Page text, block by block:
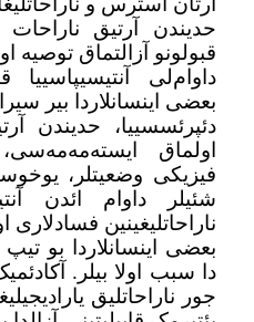
حدیندن آرتیق ناراحات
قبولونو آزالتماق توصیه
داوام‌لی آنتیسیپاسییا
بعضی اینسانلاردا بیر
دئپرئسسییا، حدیندن
اولماق
فیزیکی وضعیتلر،
شئیلر داوام ائد‌ن
ناراحاتلیغینین فسادلاری
بعضی اینسانلاردا بو تیپ
دا سبب اولا بیلر.
جور ناراحاتلیق